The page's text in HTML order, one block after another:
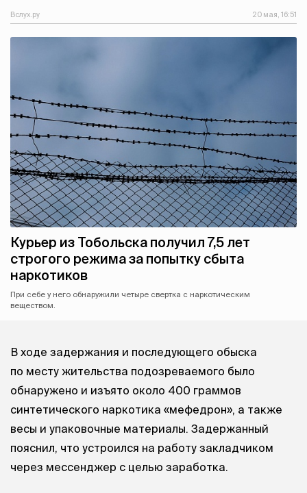
Вслух.ру 20 мая, 16:51
Курьер из Тобольска получил 7,5 лет
строгого режима за попытку сбыта
наркотиков
При себе у него обнаружили четыре свертка с наркотическим
веществом.
В ходе задержания и последующего обыска
по месту жительства подозреваемого было
обнаружено и изъято около 400 граммов
синтетического наркотика «мефедрон», а также
весы и упаковочные материалы. Задержанный
пояснил, что устроился на работу закладчиком
через мессенджер с целью заработка.